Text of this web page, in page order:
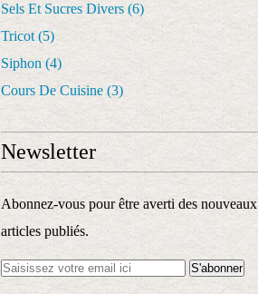
Sels Et Sucres Divers (6)
Tricot (5)
Siphon (4)
Cours De Cuisine (3)
Newsletter
Abonnez-vous pour être averti des nouveaux
articles publiés.